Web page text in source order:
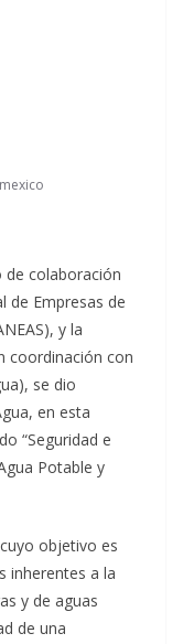
de colaboración
de Empresas de
y la
coordinación con
se dio
en esta
“Seguridad e
Potable y
objetivo es
inherentes a la
y de aguas
de una